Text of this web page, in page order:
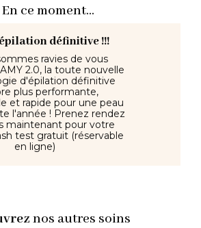
En ce moment...
définitive !!!
ravies de vous
2.0, la toute nouvelle
d'épilation définitive
plus performante,
et rapide pour une peau
l'année ! Prenez rendez
maintenant pour votre
test gratuit (réservable
en ligne)
nos autres soins